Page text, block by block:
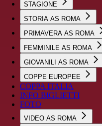
STAGIONE
STORIA AS ROMA
PRIMAVERA AS ROMA
FEMMINILE AS ROMA
GIOVANILI AS ROMA
COPPE EUROPEE
COPPA ITALIA
INFO BIGLIETTI
FOTO
VIDEO AS ROMA